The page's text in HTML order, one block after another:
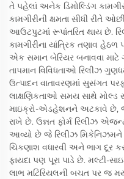
તે પહેલાં અનેક ડિમોલ્ડિંગ
કામગીરીની ક્ષમતા સીધી રીતે
આઉટપુટમાં રૂપાંતરિત થાય છે.
કામગીરીના યાંત્રિક તણાવ હેઠળ
એક સમાન બેરિયર બનાવવા માટે
તાપમાન વિવિધતાઓ રિલીઝ
ઉત્પાદન વાતાવરણમાં સુસંગત
લાક્ષણિકતાઓ સમય સાથે મોલ્ડ
માઇક્રો-એડહેશનને અટકાવે છે,
રાખે છે. ઉન્નત ફોર્મ રિલીઝ
આવ્યો છે જે રિલીઝ મિકેનિઝમને
ચિકણાશ વધારવી અને ભાગ દૂર
ફાયદા પણ પૂરા પાડે છે. મલ્ટી-
લાભ મટિરિયલની બચત પર જ